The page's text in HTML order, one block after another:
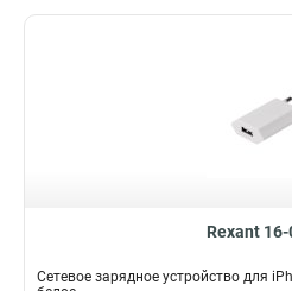
Rexant
Сетевое зарядное устройство для